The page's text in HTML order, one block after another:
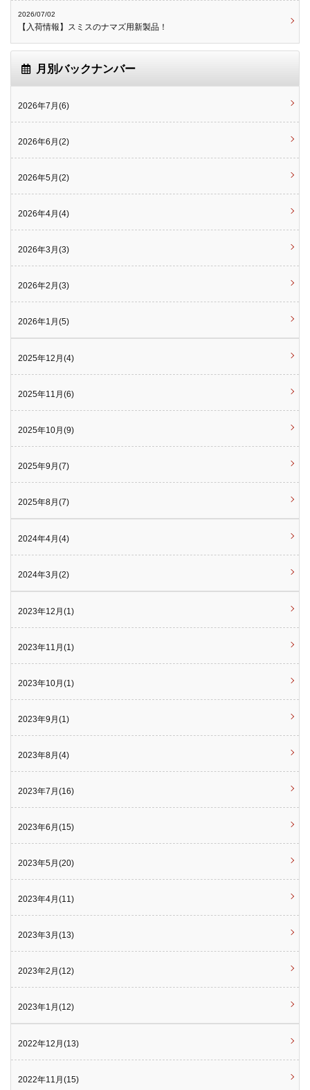
2026/07/02
【入荷情報】スミスのナマズ用新製品！
月別バックナンバー
2026年7月(6)
2026年6月(2)
2026年5月(2)
2026年4月(4)
2026年3月(3)
2026年2月(3)
2026年1月(5)
2025年12月(4)
2025年11月(6)
2025年10月(9)
2025年9月(7)
2025年8月(7)
2024年4月(4)
2024年3月(2)
2023年12月(1)
2023年11月(1)
2023年10月(1)
2023年9月(1)
2023年8月(4)
2023年7月(16)
2023年6月(15)
2023年5月(20)
2023年4月(11)
2023年3月(13)
2023年2月(12)
2023年1月(12)
2022年12月(13)
2022年11月(15)